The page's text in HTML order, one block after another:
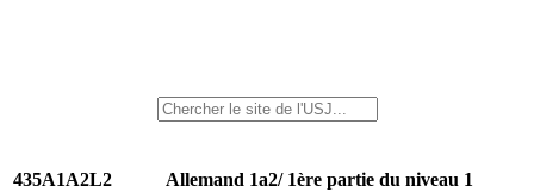
435A1A2L2 Allemand 1a2/ 1ère partie du niveau 1